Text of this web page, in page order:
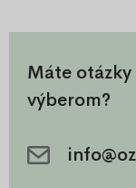
Máte
výberom?